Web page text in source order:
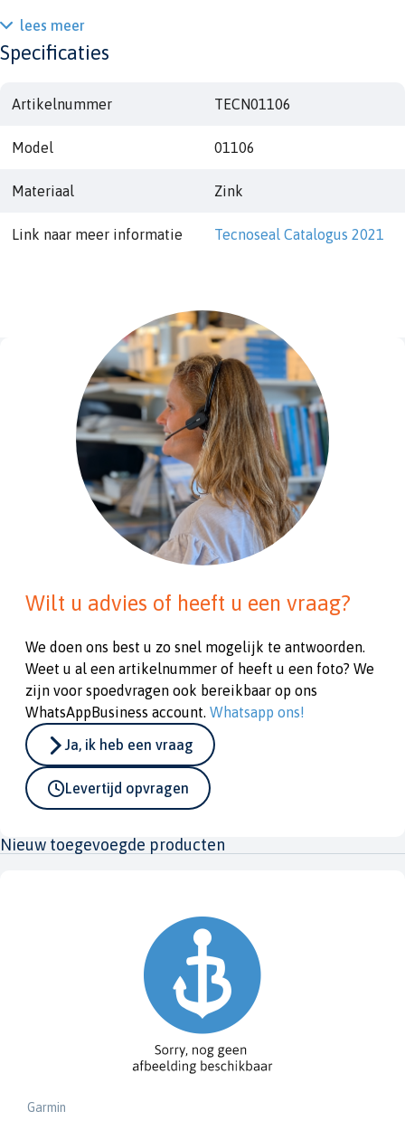
lees meer
Specificaties
Artikelnummer TECN01106
Model 01106
Materiaal Zink
Link naar meer informatie Tecnoseal Catalogus 2021
Wilt u advies of heeft u een vraag?
We doen ons best u zo snel mogelijk te antwoorden.
Weet u al een artikelnummer of heeft u een foto? We
zijn voor spoedvragen ook bereikbaar op ons
WhatsAppBusiness account. Whatsapp ons!
Ja, ik heb een vraag
Levertijd opvragen
Nieuw toegevoegde producten
Garmin